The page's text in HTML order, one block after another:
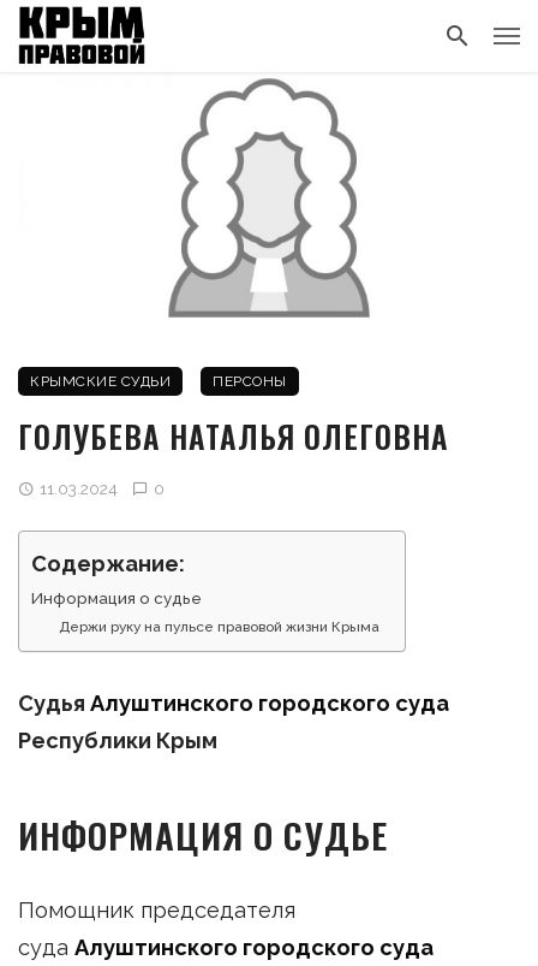
КРЫМСКИЕ СУДЬИ ПЕРСОНЫ
ГОЛУБЕВА НАТАЛЬЯ ОЛЕГОВНА
11.03.2024 0
Содержание:
Информация о судье
Держи руку на пульсе правовой жизни Крыма
Судья Алуштинского городского суда
Республики Крым
ИНФОРМАЦИЯ О СУДЬЕ
Помощник председателя
суда Алуштинского городского суда